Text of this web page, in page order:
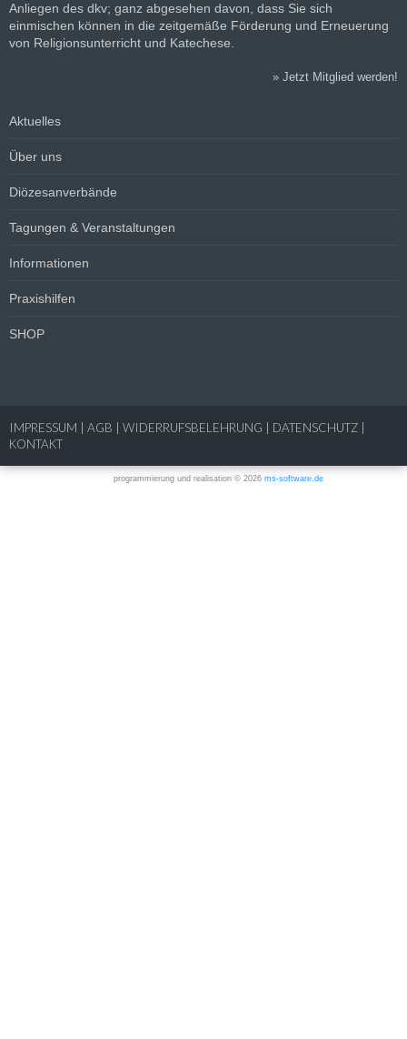
Anliegen des dkv; ganz abgesehen davon, dass Sie sich
einmischen können in die zeitgemäße Förderung und Erneuerung
von Religionsunterricht und Katechese.
» Jetzt Mitglied werden!
Aktuelles
Über uns
Diözesanverbände
Tagungen & Veranstaltungen
Informationen
Praxishilfen
SHOP
IMPRESSUM AGB WIDERRUFSBELEHRUNG DATENSCHUTZ
KONTAKT
programmierung und realisation © 2026 ms-software.de